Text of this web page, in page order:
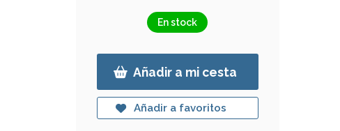
En stock
Añadir a mi cesta
Añadir a favoritos